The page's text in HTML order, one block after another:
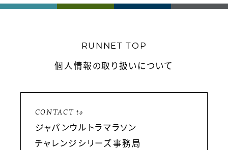
概要
パートナー
RUNNET TOP
個人情報の取り扱いについて
CONTACT to
ジャパンウルトラマラソン
チャレンジシリーズ事務局